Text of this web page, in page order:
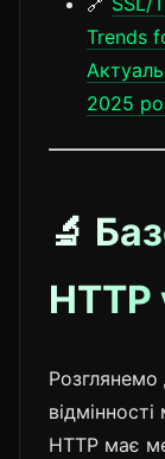
Trends
2025
🔬
HTTP
Розглянемо
HTTP має